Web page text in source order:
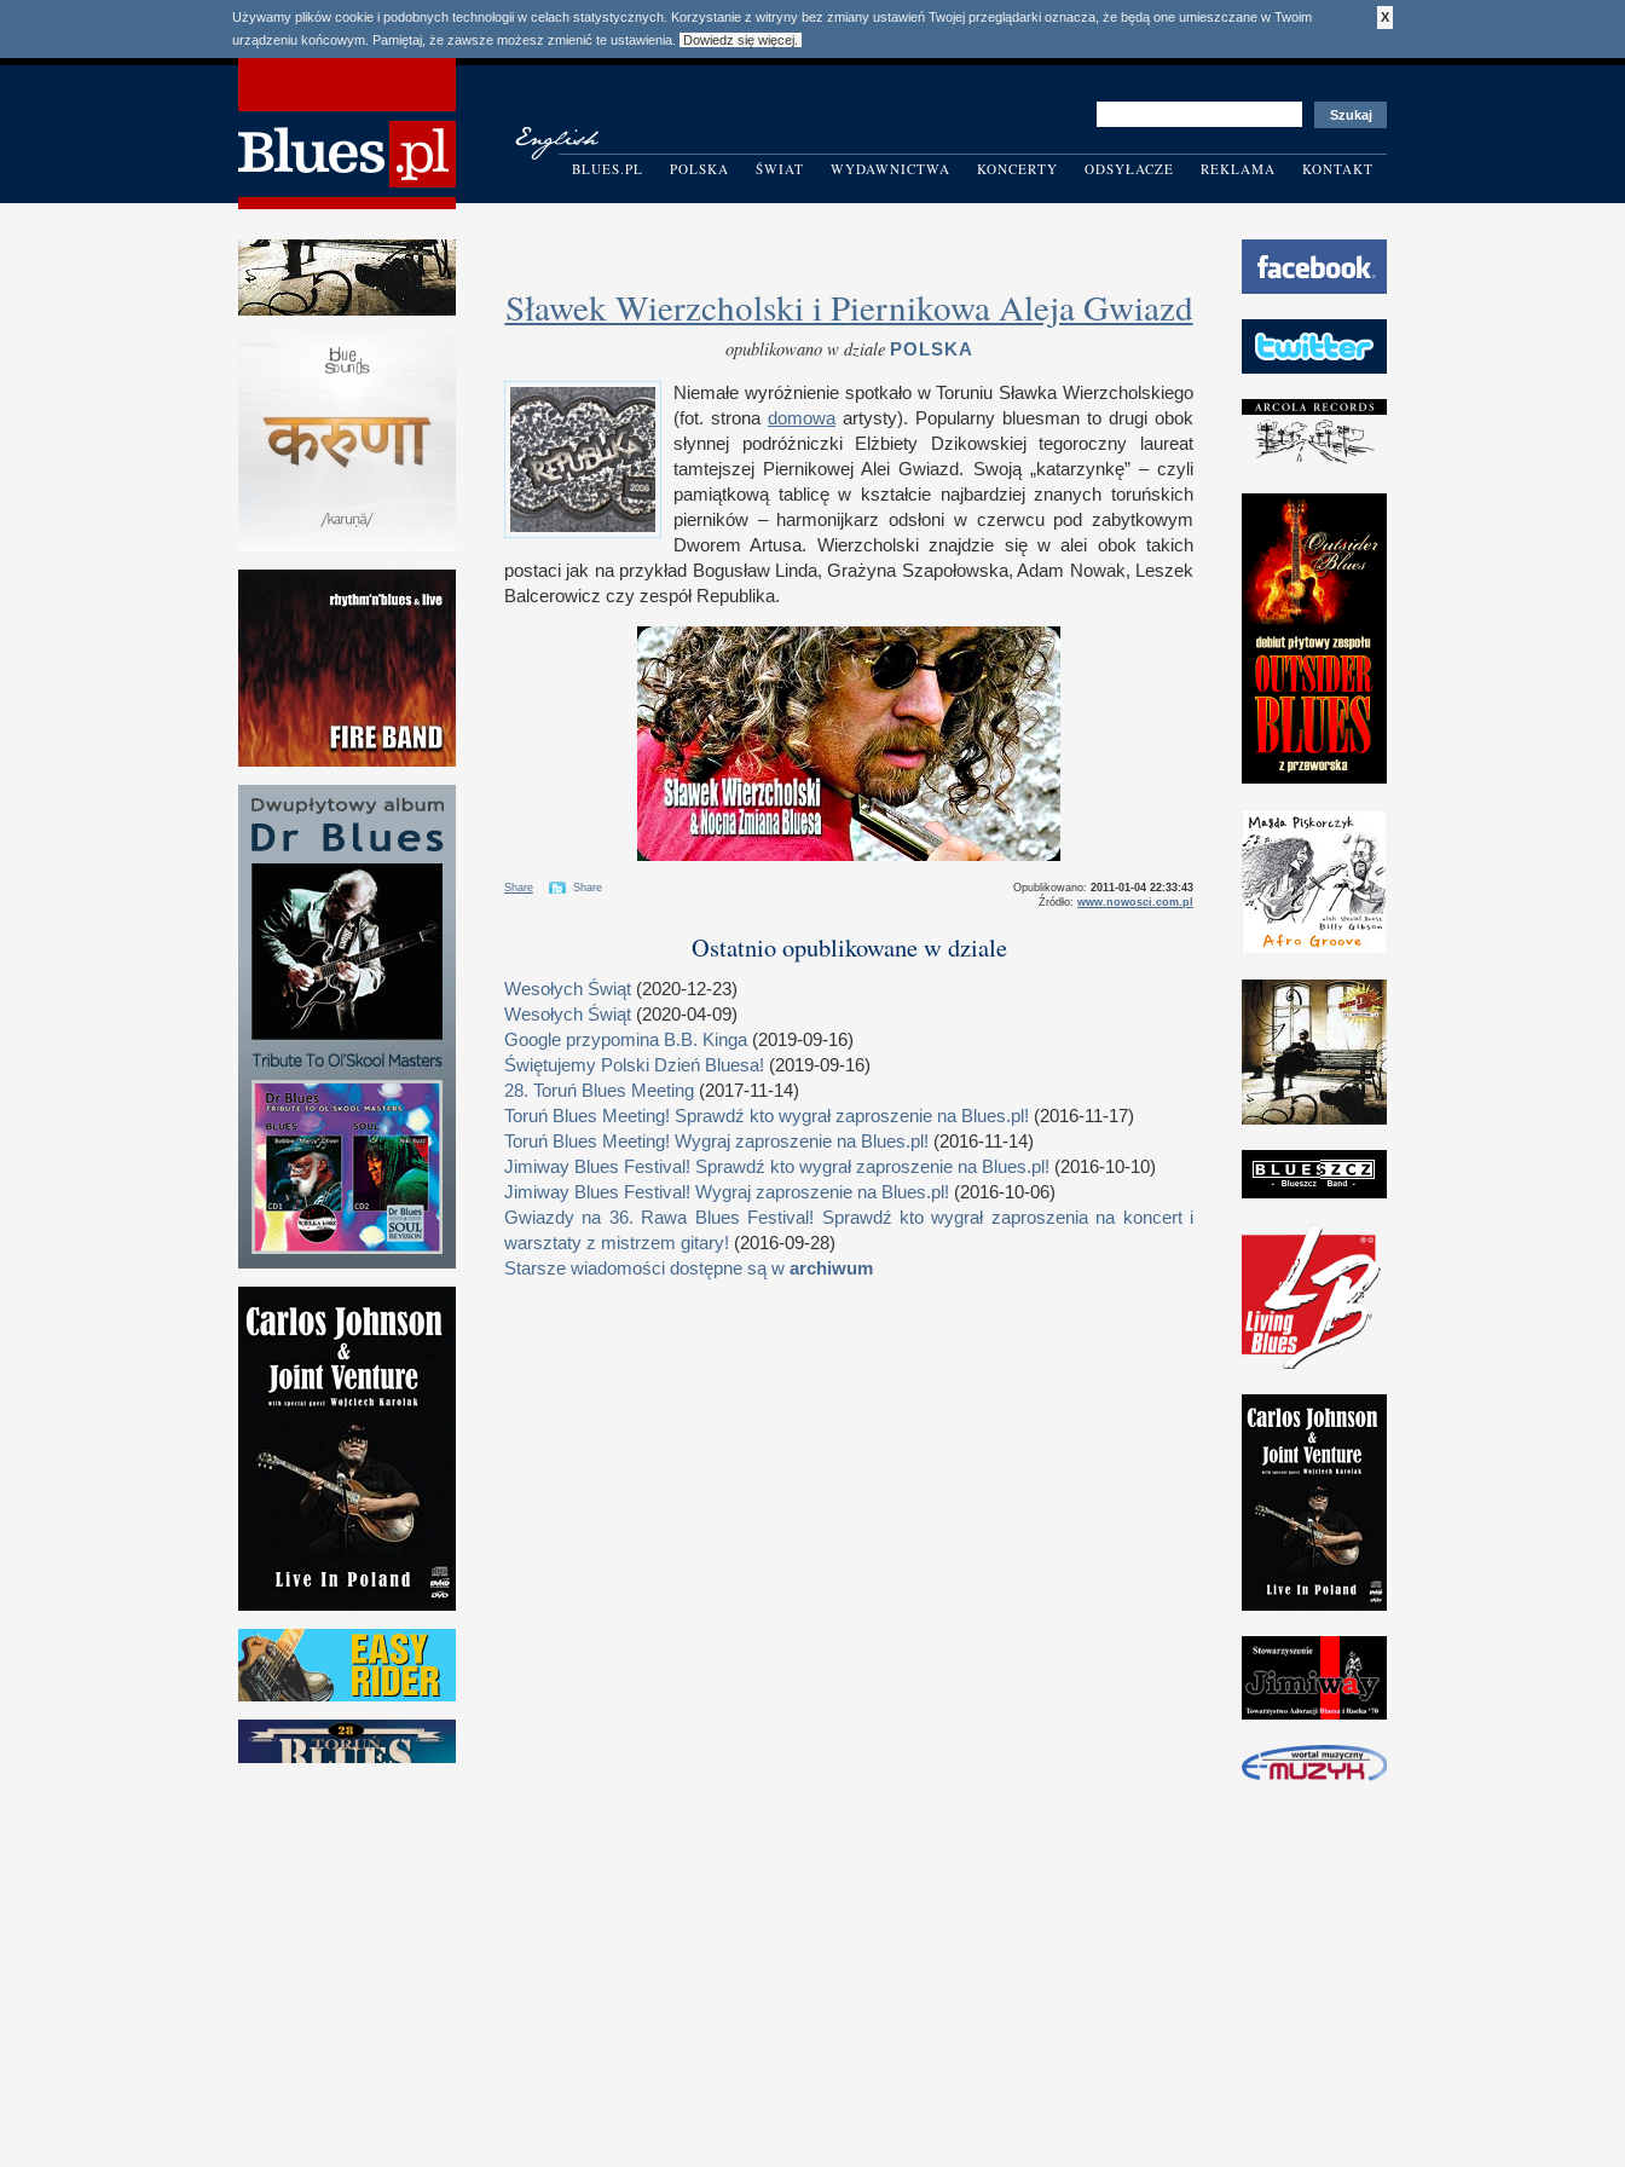
X
Używamy plików cookie i podobnych technologii w celach statystycznych. Korzystanie z witryny bez zmiany ustawień Twojej przeglądarki oznacza, że będą one umieszczane w Twoim
urządzeniu końcowym. Pamiętaj, że zawsze możesz zmienić te ustawienia.
Dowiedz się więcej.
BLUES.PL POLSKA ŚWIAT WYDAWNICTWA KONCERTY ODSYŁACZE REKLAMA KONTAKT
Sławek Wierzcholski i Piernikowa Aleja Gwiazd
opublikowano w dziale POLSKA
Niemałe wyróżnienie spotkało w Toruniu Sławka Wierzcholskiego
(fot. strona domowa artysty). Popularny bluesman to drugi obok
słynnej podróżniczki Elżbiety Dzikowskiej tegoroczny laureat
tamtejszej Piernikowej Alei Gwiazd. Swoją „katarzynkę” – czyli
pamiątkową tablicęw kształcie najbardziej znanych toruńskich
pierników – harmonijkarz odsłoni w czerwcu pod zabytkowym
Dworem Artusa. Wierzcholski znajdzie się w alei obok takich
postaci jak na przykład Bogusław Linda, Grażyna Szapołowska, Adam Nowak, Leszek
Balcerowicz czy zespół Republika.
Share Share Opublikowano: 2011-01-04 22:33:43
Źródło: www.nowosci.com.pl
Ostatnio opublikowane w dziale
Wesołych Świąt (2020-12-23)
Wesołych Świąt (2020-04-09)
Google przypomina B.B. Kinga (2019-09-16)
Świętujemy Polski Dzień Bluesa! (2019-09-16)
28. Toruń Blues Meeting (2017-11-14)
Toruń Blues Meeting! Sprawdź kto wygrał zaproszenie na Blues.pl! (2016-11-17)
Toruń Blues Meeting! Wygraj zaproszenie na Blues.pl! (2016-11-14)
Jimiway Blues Festival! Sprawdź kto wygrał zaproszenie na Blues.pl! (2016-10-10)
Jimiway Blues Festival! Wygraj zaproszenie na Blues.pl! (2016-10-06)
Gwiazdy na 36. Rawa Blues Festival! Sprawdź kto wygrał zaproszenia na koncert i
warsztaty z mistrzem gitary! (2016-09-28)
Starsze wiadomości dostępne są w archiwum